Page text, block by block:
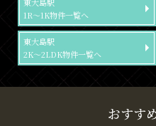
1R～1K物件一覧へ
東大島駅
2K～2LDK物件一覧へ
おすす